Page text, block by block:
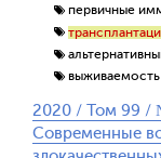
первичные
выживаемость
2020 / Том 99 /
Современные